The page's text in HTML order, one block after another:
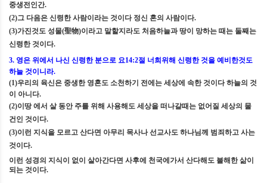
중생전인간.
(2)그 다음은 신령한 사람이라는 것이다 정신 혼의 사람이다.
(3)가진것도 성물(聖物)이라고 말할지라도 처음하늘과 땅이 망하는 때는 둘째는
신령한 것이다.
3. 영은 위에서 나신 신령한 분으로 요14:2절 너희위해 신령한 것을 예비한것도
하늘 것이니라.
(1)우리의 육신은 중생한 영혼도 소천하기 전에는 세상에 속한 것이다 하늘의 것
이 아니다.
(2)이땅 에서 살 동안 주를 위해 사용해도 세상을 떠나갈때는 없어질 세상의 물
건인 것이다.
(3)이런 지식을 모르고 산다면 아무리 목사나 선교사도 하나님께 범죄하고 사는
것이다.
이런 성경의 지식이 없이 살아간다면 사후에 천국에가서 산다해도 불해한 삶이
되는 것이다.